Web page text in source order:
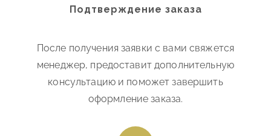
Подтверждение заказа
После получения заявки с вами свяжется
менеджер, предоставит дополнительную
консультацию и поможет завершить
оформление заказа.